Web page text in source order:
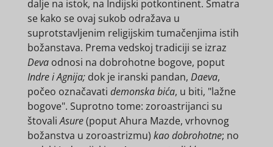
dalje na istok, na Indijski potkontinent. Smatra
se kako se ovaj sukob odražava u
suprotstavljenim religijskim tumačenjima istih
božanstava. Prema vedskoj tradiciji se izraz
Devaodnosi na dobrohotne bogove, poput
Indre i Agnija; dok je iranski pandan, Daeva,
počeo označavati demonska bića, u biti, "lažne
bogove". Suprotno tome: zoroastrijanci su
štovaliAsure(poput Ahura Mazde, vrhovnog
božanstva u zoroastrizmu) kao dobrohotne; no